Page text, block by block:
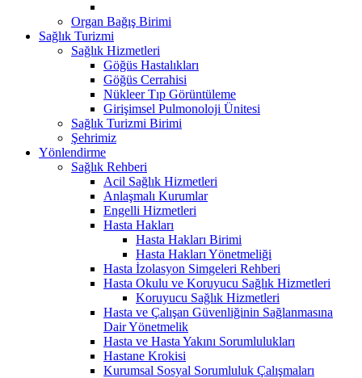
Organ Bağış Birimi
Sağlık Turizmi
Sağlık Hizmetleri
Göğüs Hastalıkları
Göğüs Cerrahisi
Nükleer Tıp Görüntüleme
Girişimsel Pulmonoloji Ünitesi
Sağlık Turizmi Birimi
Şehrimiz
Yönlendirme
Sağlık Rehberi
Acil Sağlık Hizmetleri
Anlaşmalı Kurumlar
Engelli Hizmetleri
Hasta Hakları
Hasta Hakları Birimi
Hasta Hakları Yönetmeliği
Hasta İzolasyon Simgeleri Rehberi
Hasta Okulu ve Koruyucu Sağlık Hizmetleri
Koruyucu Sağlık Hizmetleri
Hasta ve Çalışan Güvenliğinin Sağlanmasına
Dair Yönetmelik
Hasta ve Hasta Yakını Sorumlulukları
Hastane Krokisi
Kurumsal Sosyal Sorumluluk Çalışmaları